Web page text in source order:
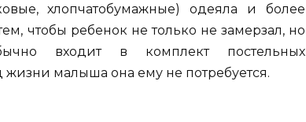
хлопчатобумажные) одеяла и более
чтобы ребенок не только не замерзал, но
входит в комплект постельных
малыша она ему не потребуется.